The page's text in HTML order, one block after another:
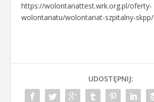
https://wolontariattest.wrk.org.pl/oferty-
wolontariatu/wolontariat-szpitalny-skpp/
UDOSTĘPNIJ: